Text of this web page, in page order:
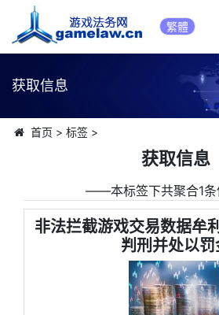
繁體
获取信息
首页 > 标签>
获取信息
――本标签下共聚合1
非法拦截游戏交易数据牟
判刑并处以罚